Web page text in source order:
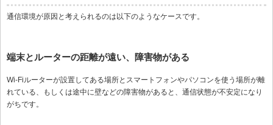
通信環境が原因と考えられるのは以下のようなケースです。
端末とルーターの距離が遠い、障害物がある
Wi-Fiルーターが設置してある場所とスマートフォンやパソコンを使う場所が離
れている、もしくは途中に壁などの障害物があると、通信状態が不安定になり
がちです。